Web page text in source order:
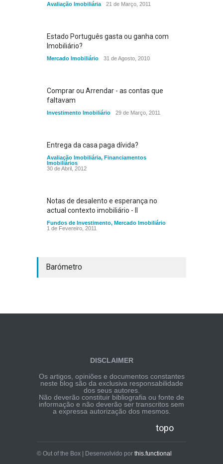
Avaliação Imobiliária 21 de Março, 2011
Estado Português gasta ou ganha com
Imobiliário?
Mercado Imobiliário 31 de Agosto, 2010
Comprar ou Arrendar - as contas que
faltavam
Investimento Imobiliário 29 de Março, 2011
Entrega da casa paga dívida?
Avaliação Imobiliária, Financiamentos
Imobiliários
30 de Abril, 2012
Notas de desalento e esperança no
actual contexto imobiliário - II
Fundos de Investimento, Mercado Imobiliário
1 de Fevereiro, 2011
Barómetro
DISCLAIMER
Os artigos, opiniões e documentos constantes
neste blog são da exclusiva responsabilidade
dos seus autores.
Não deverão constituir bibliografia ou fonte de
informação e não deverão ser transcritos sem
a expressa autorização dos mesmos.
topo
© Out of the Box | Desenvolvido por this.functional